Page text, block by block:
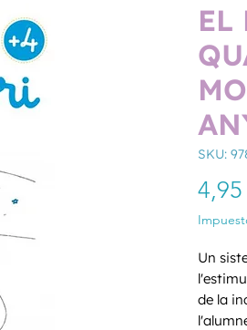
EL
SKU:
4,95
Un
de la